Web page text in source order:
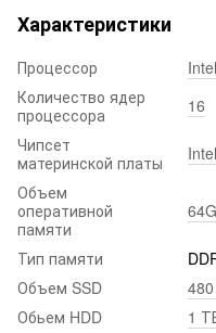
Характеристики
Процессор
Количество ядер
процессора
16
Чипсет
материнской платы
Объем
оперативной
памяти
Тип памяти
Объем SSD
Обьем HDD
1